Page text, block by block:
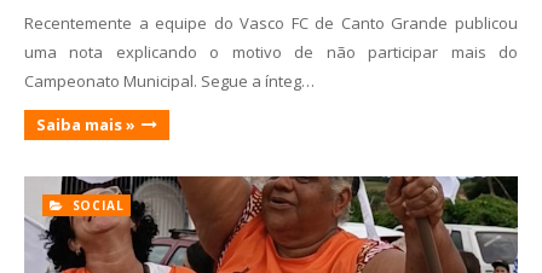
Recentemente a equipe do Vasco FC de Canto Grande publicou
uma nota explicando o motivo de não participar mais do
Campeonato Municipal. Segue a ínteg…
Saiba mais »
SOCIAL